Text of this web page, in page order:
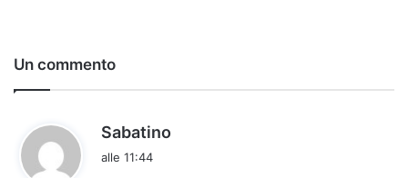
Un commento
Sabatino
alle 11:44